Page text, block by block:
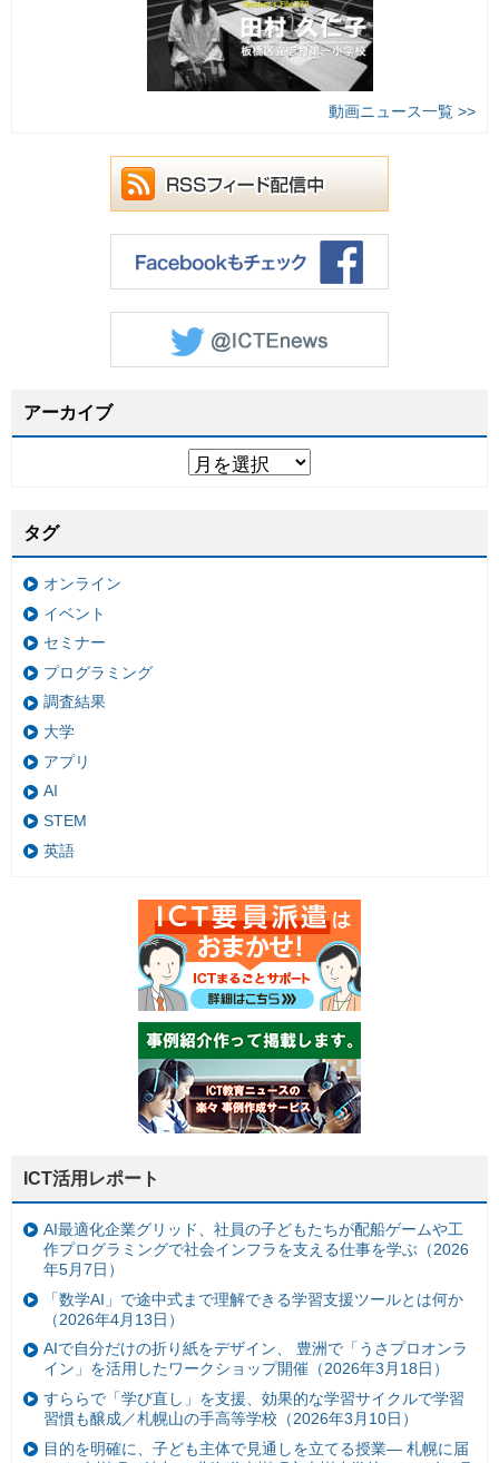
動画ニュース一覧 >>
アーカイブ
タグ
オンライン
イベント
セミナー
プログラミング
調査結果
大学
アプリ
AI
STEM
英語
ICT活用レポート
AI最適化企業グリッド、社員の子どもたちが配船ゲームや工
作プログラミングで社会インフラを支える仕事を学ぶ（2026
年5月7日）
「数学AI」で途中式まで理解できる学習支援ツールとは何か
（2026年4月13日）
AIで自分だけの折り紙をデザイン、 豊洲で「うさプロオンラ
イン」を活用したワークショップ開催（2026年3月18日）
すららで「学び直し」を支援、効果的な学習サイクルで学習
習慣も醸成／札幌山の手高等学校（2026年3月10日）
目的を明確に、子ども主体で見通しを立てる授業— 札幌に届